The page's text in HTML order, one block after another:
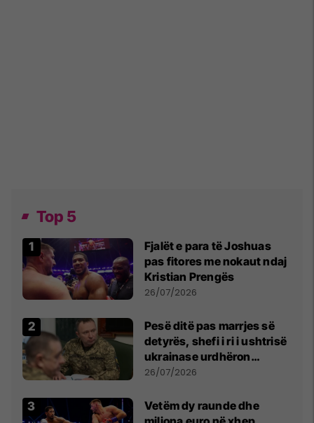
Top 5
Fjalët e para të Joshuas
pas fitores me nokaut ndaj
Kristian Prengës
26/07/2026
Pesë ditë pas marrjes së
detyrës, shefi i ri i ushtrisë
ukrainase urdhëron
kontroll të madh
26/07/2026
Vetëm dy raunde dhe